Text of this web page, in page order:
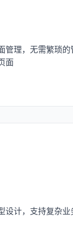
管理，无需繁琐
面
设计，支持复杂